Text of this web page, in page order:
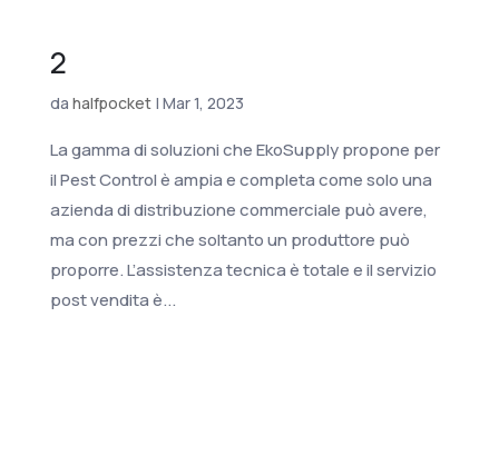
2
da halfpocket| Mar 1, 2023
La gamma di soluzioni che EkoSupply propone per
il Pest Control è ampia e completa come solo una
azienda di distribuzione commerciale può avere,
ma con prezzi che soltanto un produttore può
proporre. L’assistenza tecnica è totale e il servizio
post vendita è...